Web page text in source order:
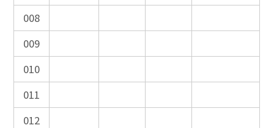
008
009
010
011
012